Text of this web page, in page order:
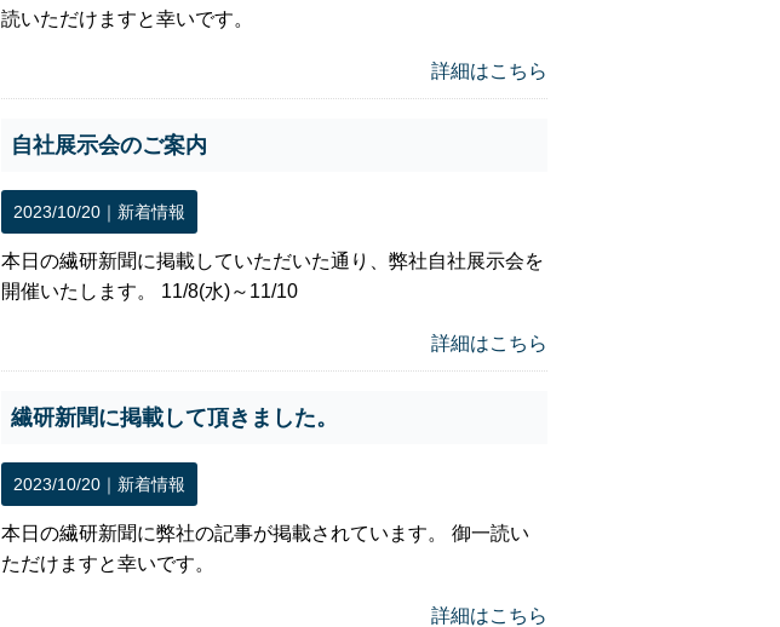
読いただけますと幸いです。
詳細はこちら
自社展示会のご案内
2023/10/20｜ 新着情報
本日の繊研新聞に掲載していただいた通り、弊社自社展示会を
開催いたします。 11/8(水)～11/10
詳細はこちら
繊研新聞に掲載して頂きました。
2023/10/20｜ 新着情報
本日の繊研新聞に弊社の記事が掲載されています。 御一読い
ただけますと幸いです。
詳細はこちら